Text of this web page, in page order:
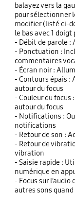
balayez vers la
pour sélectionner
modifier (listé ci-
le bas avec 1 doigt
- Débit de parole :
- Ponctuation :
commentaires
- Écran noir :
- Contours épais :
autour du focus
- Couleur du focus
autour du focus
- Notifications :
notifications
- Retour de son :
- Retour de
vibration
- Saisie rapide :
numérique en
- Focus sur
autres sons